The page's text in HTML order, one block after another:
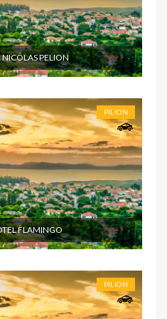
PELION
PILION
FLAMINGO
PILION